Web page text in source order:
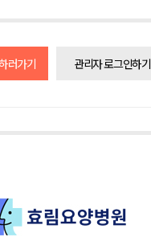
러가기 관리자 로그인하기